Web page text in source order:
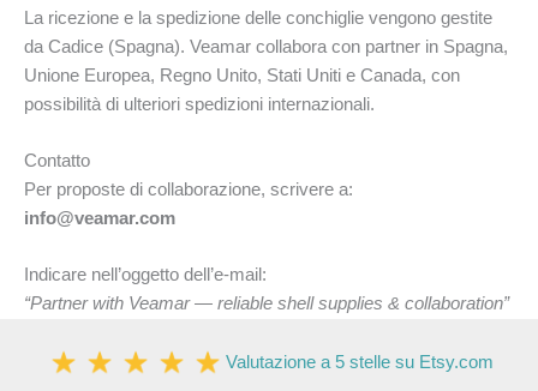
La ricezione e la spedizione delle conchiglie vengono gestite
da Cadice (Spagna). Veamar collabora con partner in Spagna,
Unione Europea, Regno Unito, Stati Uniti e Canada, con
possibilità di ulteriori spedizioni internazionali.
Contatto
Per proposte di collaborazione, scrivere a:
info@veamar.com
Indicare nell’oggetto dell’e-mail:
“Partner with Veamar — reliable shell supplies & collaboration”
Valutazione a 5 stelle su Etsy.com